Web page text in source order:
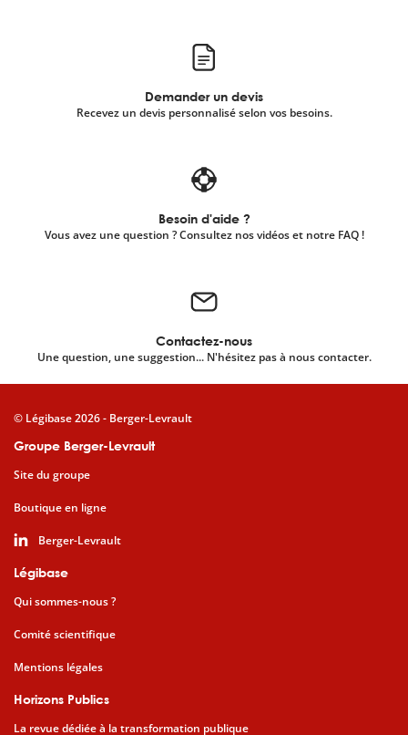
Demander un devis
Recevez un devis personnalisé selon vos besoins.
Besoin d'aide ?
Vous avez une question ? Consultez nos vidéos et notre FAQ !
Contactez-nous
Une question, une suggestion... N'hésitez pas à nous contacter.
Groupe Berger-Levrault
Site du groupe
Boutique en ligne
Berger-Levrault
Légibase
Qui sommes-nous ?
Comité scientifique
Mentions légales
Horizons Publics
La revue dédiée à la transformation publique
© Légibase 2026 - Berger-Levrault